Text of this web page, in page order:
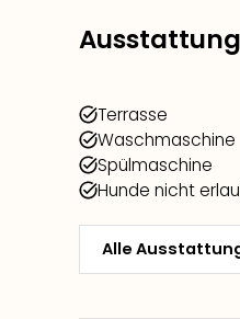
Ausstattung
Terrasse
Waschmaschine
Spülmaschine
Hunde nicht
Alle